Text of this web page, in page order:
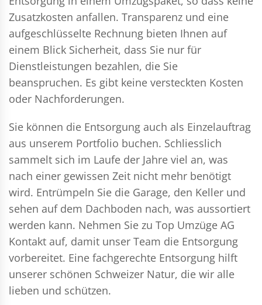
Zusatzkosten anfallen. Transparenz und eine
aufgeschlüsselte Rechnung bieten Ihnen auf
einem Blick Sicherheit, dass Sie nur für
Dienstleistungen bezahlen, die Sie
beanspruchen. Es gibt keine versteckten Kosten
oder Nachforderungen.
Sie können die Entsorgung auch als Einzelauftrag
aus unserem Portfolio buchen. Schliesslich
sammelt sich im Laufe der Jahre viel an, was
nach einer gewissen Zeit nicht mehr benötigt
wird. Entrümpeln Sie die Garage, den Keller und
sehen auf dem Dachboden nach, was aussortiert
werden kann. Nehmen Sie zu Top Umzüge AG
Kontakt auf, damit unser Team die Entsorgung
vorbereitet. Eine fachgerechte Entsorgung hilft
unserer schönen Schweizer Natur, die wir alle
lieben und schützen.